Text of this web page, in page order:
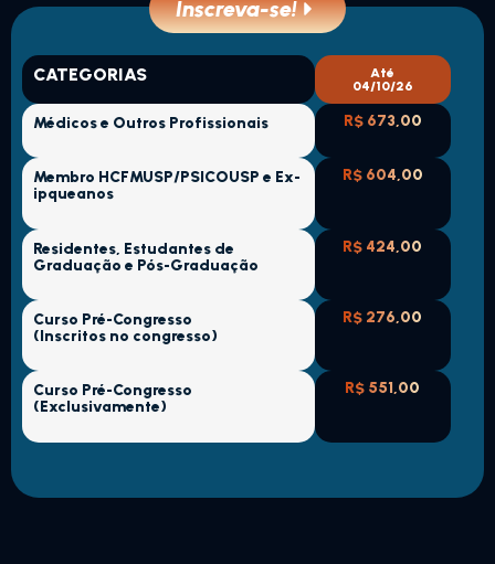
Inscreva-se!
CATEGORIAS
Até
04/10/26
Médicos e Outros Profissionais R$ 673,00
Membro HCFMUSP/PSICOUSP e Ex-
ipqueanos
R$ 604,00
Residentes, Estudantes de
Graduação e Pós-Graduação
R$ 424,00
Curso Pré-Congresso
(Inscritos no congresso)
R$ 276,00
Curso Pré-Congresso
(Exclusivamente)
R$ 551,00